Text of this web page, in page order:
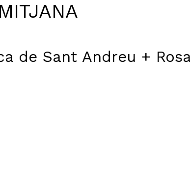
de Sant Andreu +